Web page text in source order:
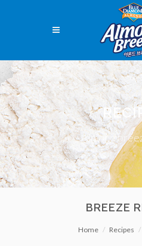
Almond
BREEZE
Home Recipes